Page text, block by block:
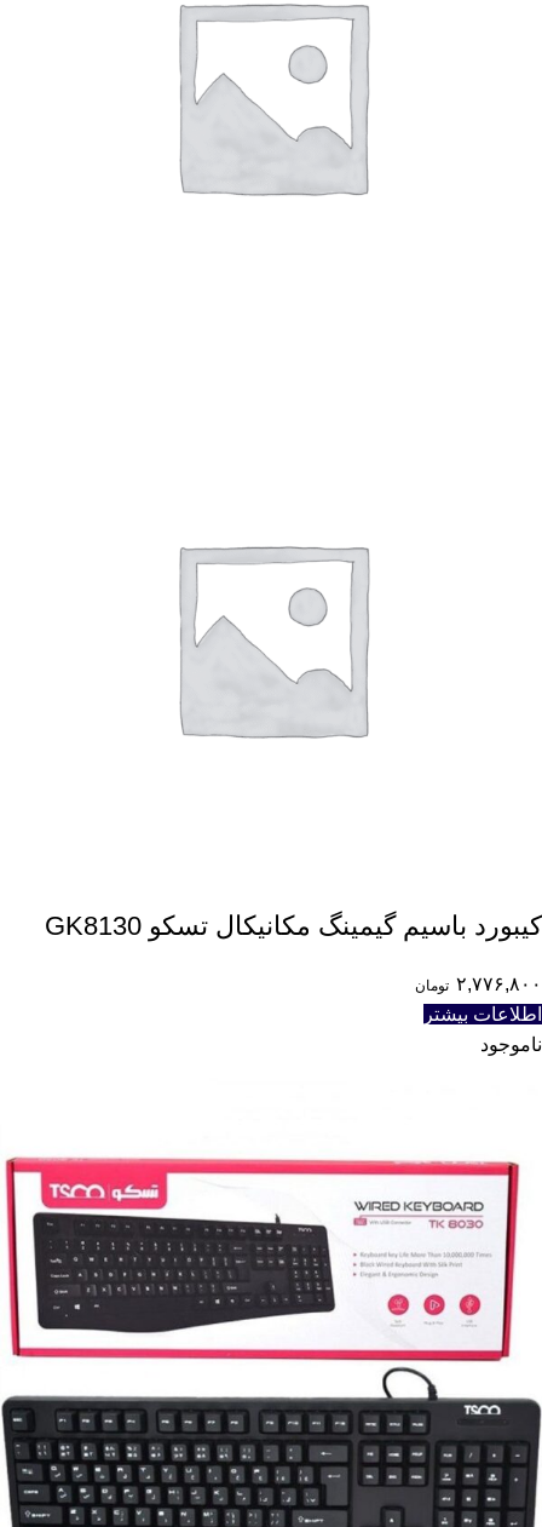
کیبورد باسیم گیمینگ مکانیکال تسکو GK8130
۲,۷۷۶,۸۰۰ تومان
اطلاعات بیشتر
ناموجود